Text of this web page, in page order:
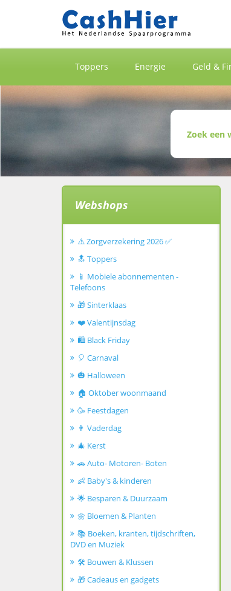
Toppers Energie Geld &
Webshops
⚠️ Zorgverzekering 2026 ✅
🔝 Toppers
📱 Mobiele abonnementen -
Telefoons
🎁 Sinterklaas
❤️ Valentijnsdag
🛍️ Black Friday
🎈 Carnaval
🎃 Halloween
🏠 Oktober woonmaand
🥳 Feestdagen
👨 Vaderdag
🎄 Kerst
🚗 Auto- Motoren- Boten
👶 Baby's & kinderen
🌟 Besparen & Duurzaam
🌼 Bloemen & Planten
📚 Boeken, kranten, tijdschriften,
DVD en Muziek
🛠️ Bouwen & Klussen
🎁 Cadeaus en gadgets